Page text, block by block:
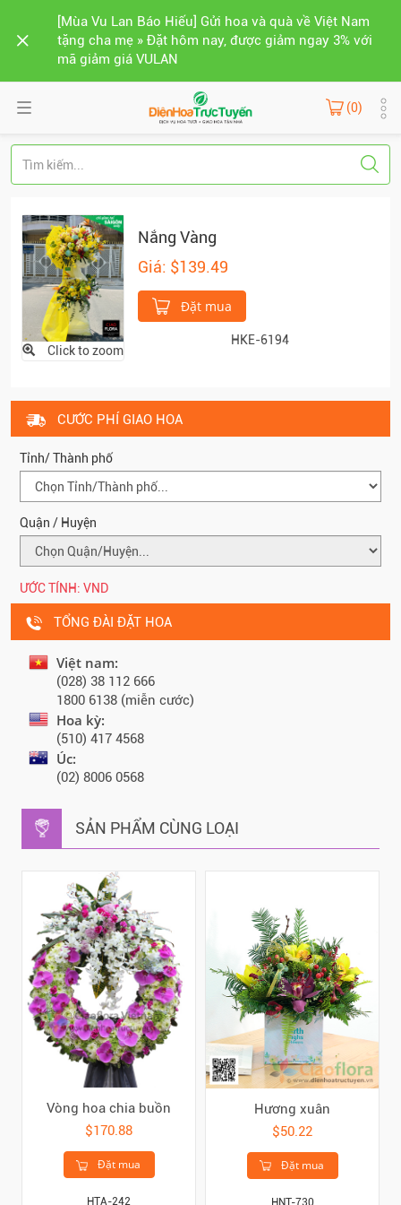
[Mùa Vu Lan Báo Hiếu] Gửi hoa và quà về Việt Nam
tặng cha mẹ » Đặt hôm nay, được giảm ngay 3% với
mã giảm giá VULAN
(0)
Click to zoom
Nắng Vàng
Giá: $139.49
Đặt mua
HKE-6194
CƯỚC PHÍ GIAO HOA
Tỉnh/ Thành phố
Quận / Huyện
ƯỚC TÍNH: VND
TỔNG ĐÀI ĐẶT HOA
Việt nam:
(028) 38 112 666
1800 6138 (miễn cước)
Hoa kỳ:
(510) 417 4568
Úc:
(02) 8006 0568
SẢN PHẨM CÙNG LOẠI
Vòng hoa chia buồn
$170.88
Đặt mua
HTA-242
Hương xuân
$50.22
Đặt mua
HNT-730